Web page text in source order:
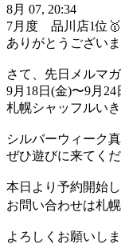
8月 07, 20:34
7月度 品川店1位🥇
ありがとうございま
さて、先日メルマ
9月18日(金)〜9月24
札幌シャッフルい
シルバーウィーク
ぜひ遊びに来てく
本日より予約開始
お問い合わせは札
よろしくお願いし